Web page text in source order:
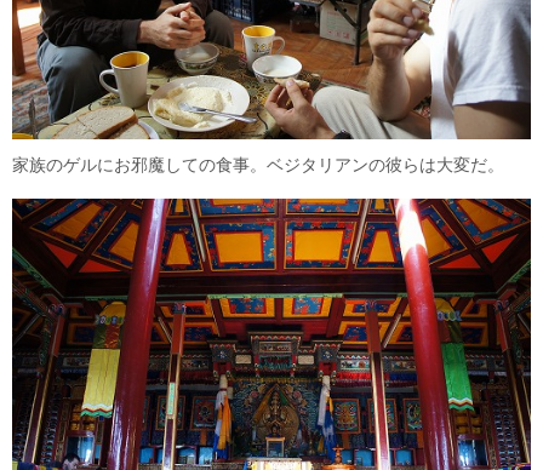
家族のゲルにお邪魔しての食事。ベジタリアンの彼らは大変だ。